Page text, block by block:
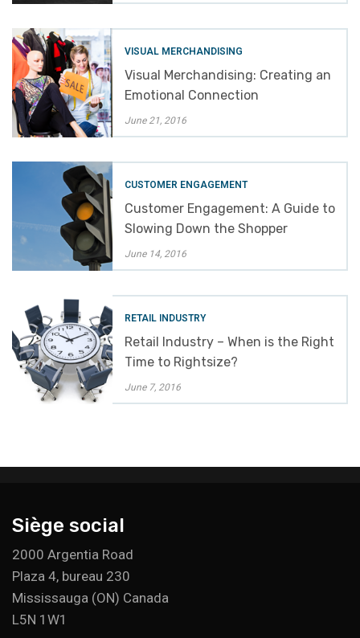
VISUAL MERCHANDISING
Visual Merchandising: Creating an
Emotional Connection
June 21, 2016
CUSTOMER ENGAGEMENT
Customer Engagement: A Guide to
Slowing Down the Shopper
June 14, 2016
RETAIL INDUSTRY
Retail Industry – When is the Right
Time to Rightsize?
June 7, 2016
Siège social
2000 Argentia Road
Plaza 4, bureau 230
Mississauga (ON) Canada
L5N 1W1